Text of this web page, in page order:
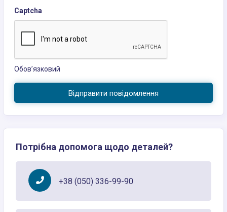
Captcha
Обов’язковий
Відправити повідомлення
Потрібна допомога щодо деталей?
+38 (050) 336-99-90